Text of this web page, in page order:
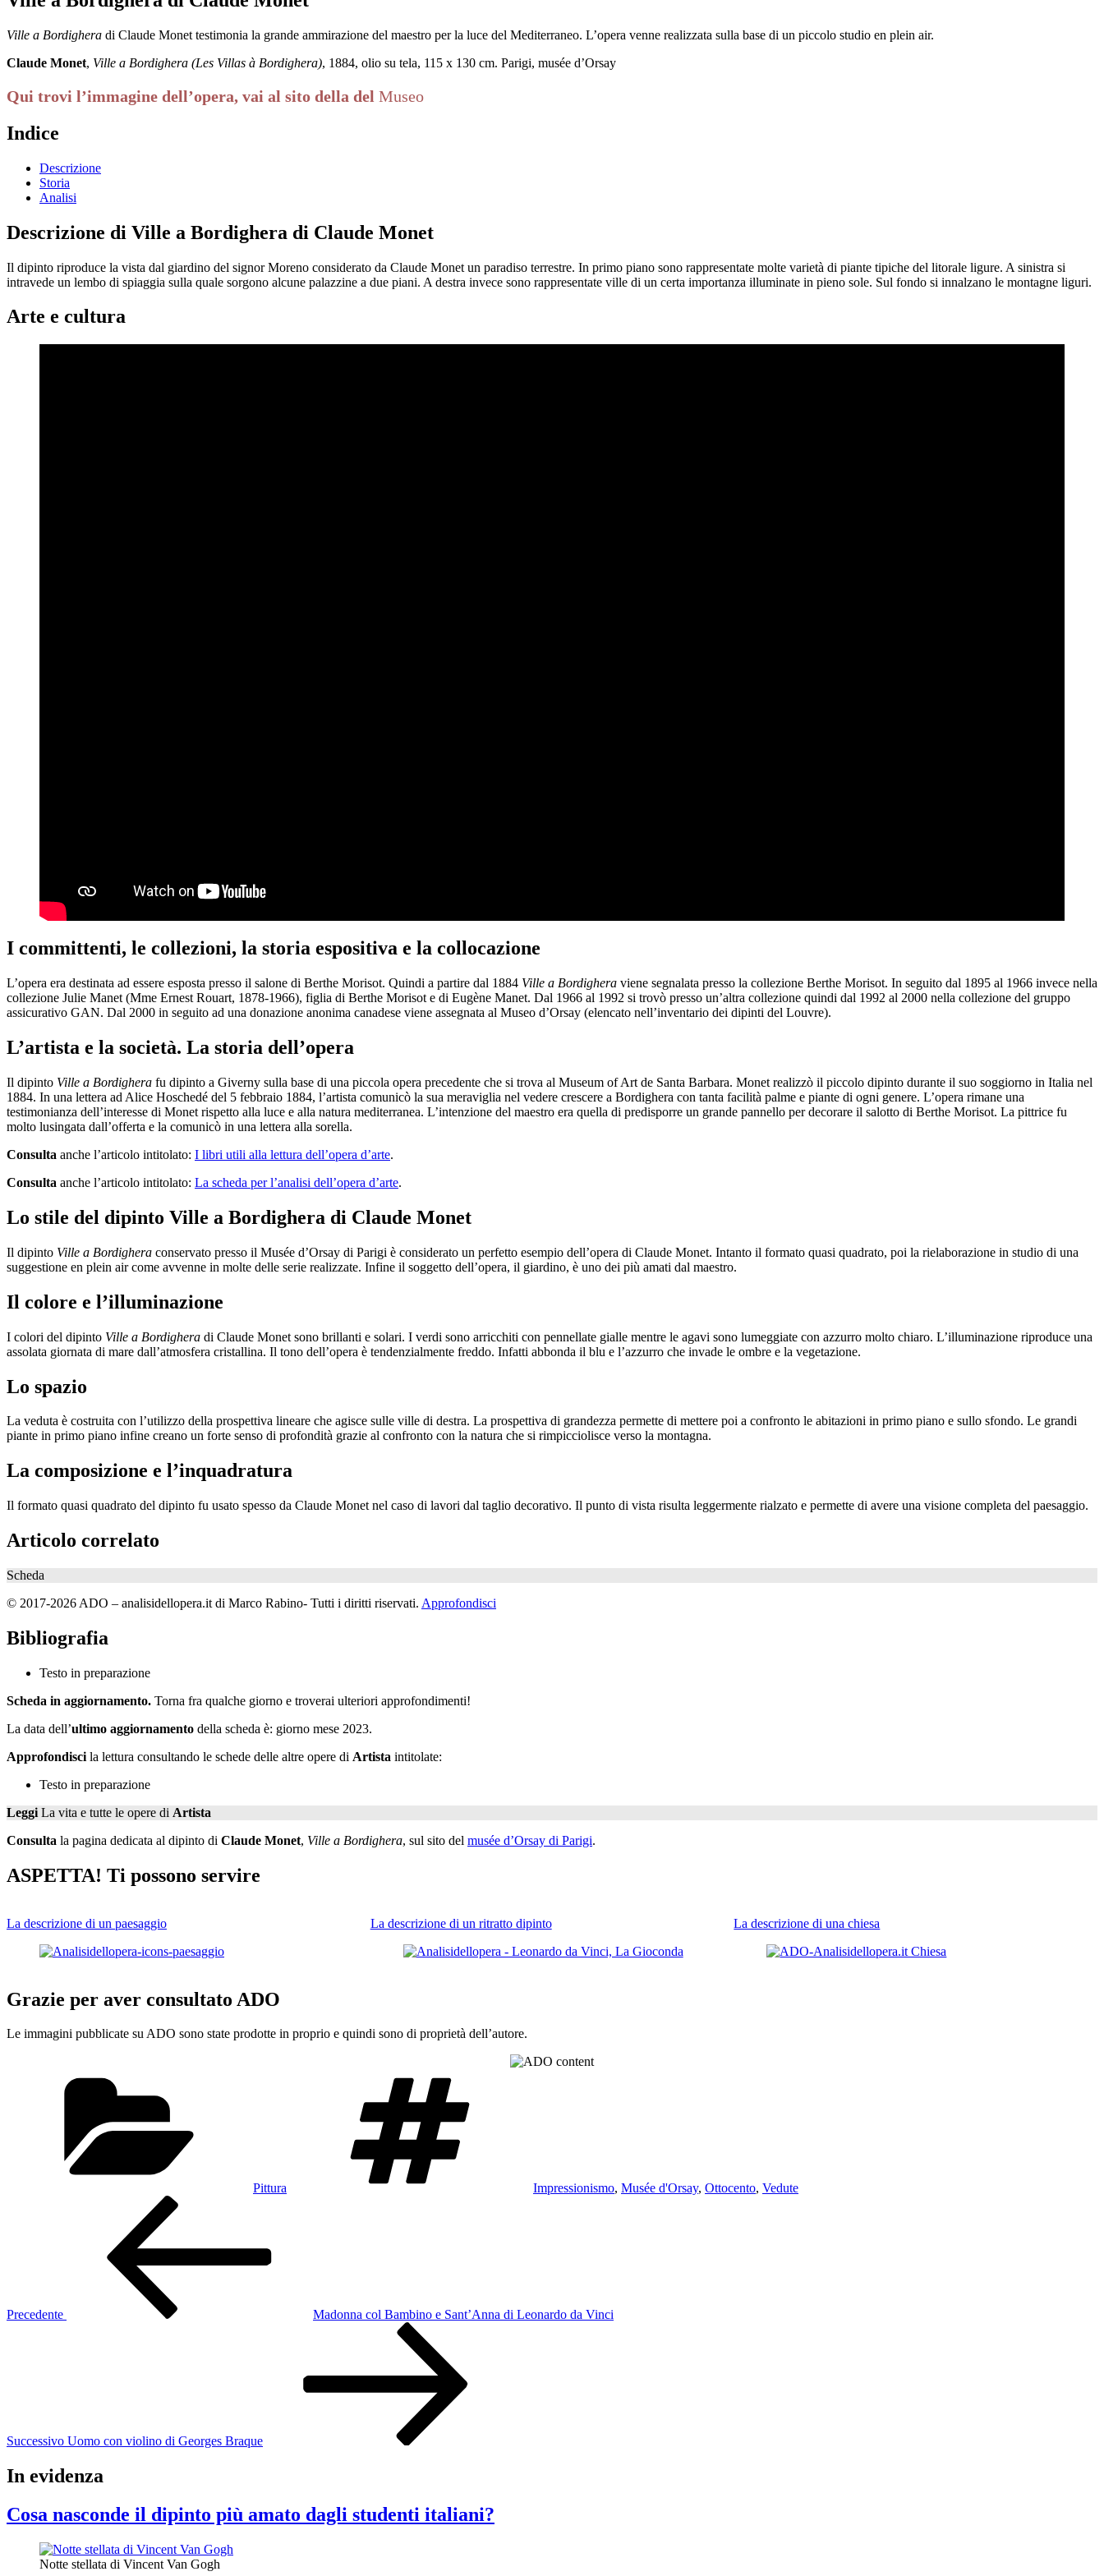
Ville a Bordighera di Claude Monet testimonia la grande ammirazione del maestro per la luce del Mediterraneo. L’opera venne realizzata sulla base di un piccolo studio en plein air.
Claude Monet, Ville a Bordighera (Les Villas à Bordighera), 1884, olio su tela, 115 x 130 cm. Parigi, musée d’Orsay
Qui trovi l’immagine dell’opera, vai al sito della del Museo
Indice
Descrizione
Storia
Analisi
Descrizione di Ville a Bordighera di Claude Monet
Il dipinto riproduce la vista dal giardino del signor Moreno considerato da Claude Monet un paradiso terrestre. In primo piano sono rappresentate molte varietà di piante tipiche del litorale ligure. A sinistra si
intravede un lembo di spiaggia sulla quale sorgono alcune palazzine a due piani. A destra invece sono rappresentate ville di un certa importanza illuminate in pieno sole. Sul fondo si innalzano le montagne liguri.
Arte e cultura
I committenti, le collezioni, la storia espositiva e la collocazione
L’opera era destinata ad essere esposta presso il salone di Berthe Morisot. Quindi a partire dal 1884 Ville a Bordighera viene segnalata presso la collezione Berthe Morisot. In seguito dal 1895 al 1966 invece nella
collezione Julie Manet (Mme Ernest Rouart, 1878-1966), figlia di Berthe Morisot e di Eugène Manet. Dal 1966 al 1992 si trovò presso un’altra collezione quindi dal 1992 al 2000 nella collezione del gruppo
assicurativo GAN. Dal 2000 in seguito ad una donazione anonima canadese viene assegnata al Museo d’Orsay (elencato nell’inventario dei dipinti del Louvre).
L’artista e la società. La storia dell’opera
Il dipinto Ville a Bordighera fu dipinto a Giverny sulla base di una piccola opera precedente che si trova al Museum of Art de Santa Barbara. Monet realizzò il piccolo dipinto durante il suo soggiorno in Italia nel
1884. In una lettera ad Alice Hoschedé del 5 febbraio 1884, l’artista comunicò la sua meraviglia nel vedere crescere a Bordighera con tanta facilità palme e piante di ogni genere. L’opera rimane una
testimonianza dell’interesse di Monet rispetto alla luce e alla natura mediterranea. L’intenzione del maestro era quella di predisporre un grande pannello per decorare il salotto di Berthe Morisot. La pittrice fu
molto lusingata dall’offerta e la comunicò in una lettera alla sorella.
Consulta anche l’articolo intitolato: I libri utili alla lettura dell’opera d’arte.
Consulta anche l’articolo intitolato: La scheda per l’analisi dell’opera d’arte.
Lo stile del dipinto Ville a Bordighera di Claude Monet
Il dipinto Ville a Bordighera conservato presso il Musée d’Orsay di Parigi è considerato un perfetto esempio dell’opera di Claude Monet. Intanto il formato quasi quadrato, poi la rielaborazione in studio di una
suggestione en plein air come avvenne in molte delle serie realizzate. Infine il soggetto dell’opera, il giardino, è uno dei più amati dal maestro.
Il colore e l’illuminazione
I colori del dipinto Ville a Bordighera di Claude Monet sono brillanti e solari. I verdi sono arricchiti con pennellate gialle mentre le agavi sono lumeggiate con azzurro molto chiaro. L’illuminazione riproduce una
assolata giornata di mare dall’atmosfera cristallina. Il tono dell’opera è tendenzialmente freddo. Infatti abbonda il blu e l’azzurro che invade le ombre e la vegetazione.
Lo spazio
La veduta è costruita con l’utilizzo della prospettiva lineare che agisce sulle ville di destra. La prospettiva di grandezza permette di mettere poi a confronto le abitazioni in primo piano e sullo sfondo. Le grandi
piante in primo piano infine creano un forte senso di profondità grazie al confronto con la natura che si rimpicciolisce verso la montagna.
La composizione e l’inquadratura
Il formato quasi quadrato del dipinto fu usato spesso da Claude Monet nel caso di lavori dal taglio decorativo. Il punto di vista risulta leggermente rialzato e permette di avere una visione completa del paesaggio.
Articolo correlato
Scheda
© 2017-2026 ADO – analisidellopera.it di Marco Rabino- Tutti i diritti riservati. Approfondisci
Bibliografia
Testo in preparazione
Scheda in aggiornamento. Torna fra qualche giorno e troverai ulteriori approfondimenti!
La data dell’ultimo aggiornamento della scheda è: giorno mese 2023.
Approfondisci la lettura consultando le schede delle altre opere di Artista intitolate:
Testo in preparazione
Leggi La vita e tutte le opere di Artista
Consulta la pagina dedicata al dipinto di Claude Monet, Ville a Bordighera, sul sito del musée d’Orsay di Parigi.
ASPETTA! Ti possono servire
La descrizione di un paesaggio La descrizione di un ritratto dipinto La descrizione di una chiesa
Grazie per aver consultato ADO
Le immagini pubblicate su ADO sono state prodotte in proprio e quindi sono di proprietà dell’autore.
Pittura Impressionismo, Musée d'Orsay, Ottocento, Vedute
Precedente
Madonna col Bambino e Sant’Anna di Leonardo da Vinci
Successivo Uomo con violino di Georges Braque
In evidenza
Cosa nasconde il dipinto più amato dagli studenti italiani?
Notte stellata di Vincent Van Gogh